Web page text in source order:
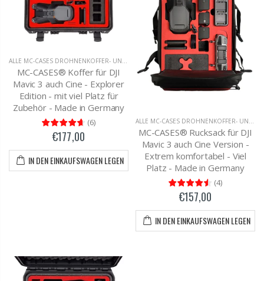
ALLE MC-CASES DROHNENKOFFER- UND RUCKSÄCKE DJI MAVIC 3 TRANSPORTKOFFER
MC-CASES® Koffer für DJI
Mavic 3 auch Cine - Explorer
Edition - mit viel Platz für
Zubehör - Made in Germany
(6)
€177,00
IN DEN EINKAUFSWAGEN LEGEN
ALLE MC-CASES DROHNENKOFFER- UND RUCKSÄCKE
MC-CASES® Rucksack für DJI
Mavic 3 auch Cine Version -
Extrem komfortabel - Viel
Platz - Made in Germany
(4)
€157,00
IN DEN EINKAUFSWAGEN LEGEN